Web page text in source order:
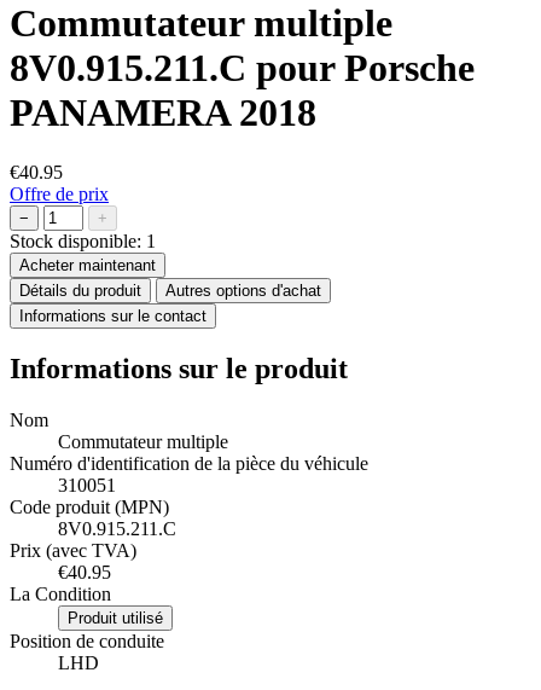
Commutateur multiple
8V0.915.211.C pour Porsche
PANAMERA 2018
€40.95
Offre de prix
− +
Stock disponible: 1
Acheter maintenant
Détails du produit
Autres options d'achat
Informations sur le contact
Informations sur le produit
Nom
Commutateur multiple
Numéro d'identification de la pièce du véhicule
310051
Code produit (MPN)
8V0.915.211.C
Prix (avec TVA)
€40.95
La Condition
Produit utilisé
Position de conduite
LHD